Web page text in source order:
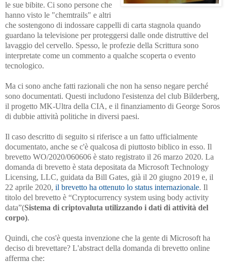
le sue bibite. Ci sono persone che
hanno visto le "chemtrails" e altri
che sostengono di indossare cappelli di carta stagnola quando
guardano la televisione per proteggersi dalle onde distruttive del
lavaggio del cervello. Spesso, le profezie della Scrittura sono
interpretate come un commento a qualche scoperta o evento
tecnologico.
Ma ci sono anche fatti razionali che non ha senso negare perché
sono documentati. Questi includono l'esistenza del club Bilderberg,
il progetto MK-Ultra della CIA, e il finanziamento di George Soros
di dubbie attività politiche in diversi paesi.
Il caso descritto di seguito si riferisce a un fatto ufficialmente
documentato, anche se c'è qualcosa di piuttosto biblico in esso. Il
brevetto WO/2020/060606 è stato registrato il 26 marzo 2020. La
domanda di brevetto è stata depositata da Microsoft Technology
Licensing, LLC, guidata da Bill Gates, già il 20 giugno 2019 e, il
22 aprile 2020, il brevetto ha ottenuto lo status internazionale. Il
titolo del brevetto è “Cryptocurrency system using body activity
data”(Sistema di criptovaluta utilizzando i dati di attività del
corpo).
Quindi, che cos'è questa invenzione che la gente di Microsoft ha
deciso di brevettare? L'abstract della domanda di brevetto online
afferma che: